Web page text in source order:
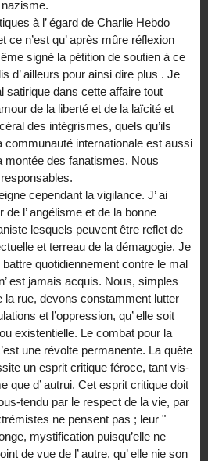
à l’ égard de Charlie Hebdo
ce n’est qu’ après mûre réflexion
signé la pétition de soutien à ce
d’ ailleurs pour ainsi dire plus . Je
satirique dans cette affaire tout
de la liberté et de la laïcité et
des intégrismes, quels qu’ils
communauté internationale est aussi
montée des fanatismes. Nous
cependant la vigilance. J’ ai
de l’ angélisme et de la bonne
lesquels peuvent être reflet de
et terreau de la démagogie. Je
battre quotidiennement contre le mal
est jamais acquis. Nous, simples
la rue, devons constamment lutter
et l’oppression, qu’ elle soit
existentielle. Le combat pour la
une révolte permanente. La quête
un esprit critique féroce, tant vis-
que d’ autrui. Cet esprit critique doit
tendu par le respect de la vie, par
ne pensent pas ; leur "
mystification puisqu’elle ne
de vue de l’ autre, qu’ elle nie son